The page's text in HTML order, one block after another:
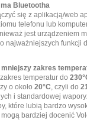
Bluetootha
się z aplikacją/web
telefonu lub
jest urządzeniem
najważniejszych funkcji
mniejszy zakres
temperatur do
o około 20°C, czyli do
i standardowej
które lubią bardzo
bardziej docenić